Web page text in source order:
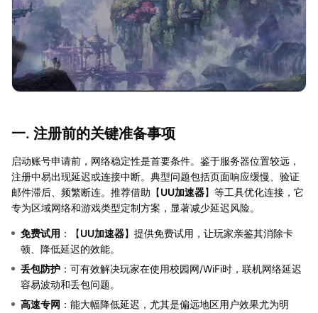
一. 注册前的关键准备事项
启动账号申请前，网络稳定性是首要条件。鉴于服务器位置较远，
注册中易出现延迟或连接中断。典型问题包括页面响应缓慢、验证
邮件滞后、频繁断连。推荐借助【UU加速器】等工具优化连接，它
专为区域网络和游戏类型定制方案，显著减少延迟风险。
免费试用 ：【UU加速器】提供免费试用，让玩家亲鉴其消除卡
顿、降低延迟的效能。
丢包防护 ：可有效解决玩家在使用校园网/WiFi时，联机网络延迟
容易波动和丢包问题。
高速专网 ：能大幅降低延迟，尤其是偏远地区用户效果尤为明